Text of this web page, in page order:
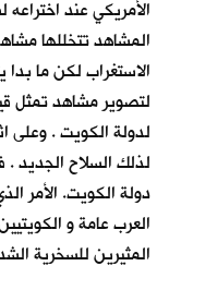
الأمريكي عند
المشاهد تتخللها
الاستغراب لكن ما بدا
لتصوير مشاهد تمثل
لدولة الكويت . وعلى
لذلك السلاح الجديد
دولة الكويت. الأمر
العرب عامة و
المثيرين للسخرية